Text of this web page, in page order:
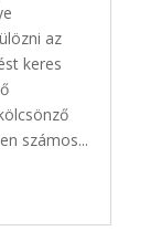
az
keres
számos...